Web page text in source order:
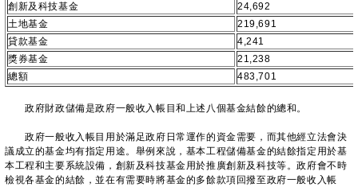
創新及科技基金
24,692
土地基金
219,691
貸款基金
4,241
獎券基金
21,238
總額
483,701
政府財政儲備是政府一般收入帳目和上述八個基金結餘的總和。
政府一般收入帳目用於滿足政府日常運作的資金需要，而其他經立法會決
議成立的基金均有指定用途。舉例來說，基本工程儲備基金的結餘指定用於基
本工程和主要系統設備，創新及科技基金用於推廣創新及科技等。政府會不時
檢視各基金的結餘，並在有需要時將基金的多餘款項回撥至政府一般收入帳